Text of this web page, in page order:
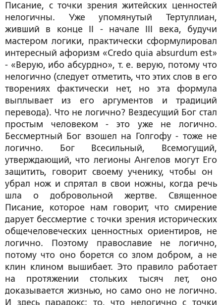
Писание, с точки зрения житейских ценностей
нелогичны. Уже упомянутый Тертуллиан,
живший в конце II - начале III века, будучи
мастером логики, практически сформулировал
интересный афоризм «Credo quia absurdum est»
- «Верую, ибо абсурдно», т. е. верую, потому что
нелогично (следует отметить, что этих слов в его
творениях фактически нет, но эта формула
выплывает из его аргументов и традиций
перевода). Что не логично? Вездесущий Бог стал
простым человеком - это уже не логично.
Бессмертный Бог взошел на Голгофу - тоже не
логично. Бог Всесильный, Всемогущий,
утверждающий, что легионы Ангелов могут Его
защитить, говорит своему ученику, чтобы он
убрал нож и спрятал в свои ножны, когда речь
шла о добровольной жертве. Священное
Писание, которое нам говорит, что смирение
дарует бессмертие с точки зрения исторических
общечеловеческих ценностных ориентиров, не
логично. Поэтому православие не логично,
потому что оно борется со злом добром, а не
клин клином вышибает. Это правило работает
на протяжении стольких тысяч лет, оно
доказывается жизнью, но само оно не логично.
И здесь парадокс: то, что нелогично с точки